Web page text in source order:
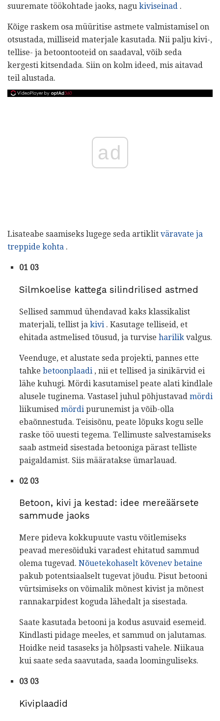
suuremate töökohtade jaoks, nagu kiviseinad .
Kõige raskem osa müüritise astmete valmistamisel on
otsustada, milliseid materjale kasutada. Nii palju kivi-,
tellise- ja betoontooteid on saadaval, võib seda
kergesti kitsendada. Siin on kolm ideed, mis aitavad
teil alustada.
ad
Lisateabe saamiseks lugege seda artiklit väravate ja
treppide kohta .
01 03
Silmkoelise kattega silindrilised astmed
Sellised sammud ühendavad kaks klassikalist
materjali, tellist ja kivi . Kasutage telliseid, et
ehitada astmelised tõusud, ja turvise harilik valgus.
Veenduge, et alustate seda projekti, pannes ette
tahke betoonplaadi , nii et tellised ja sinikärvid ei
lähe kuhugi. Mördi kasutamisel peate alati kindlale
alusele tuginema. Vastasel juhul põhjustavad mördi
liikumised mördi purunemist ja võib-olla
ebaõnnestuda. Teisisõnu, peate lõpuks kogu selle
raske töö uuesti tegema. Tellimuste salvestamiseks
saab astmeid sisestada betooniga pärast telliste
paigaldamist. Siis määratakse ümarlauad.
02 03
Betoon, kivi ja kestad: idee mereäärsete
sammude jaoks
Mere pideva kokkupuute vastu võitlemiseks
peavad meresõiduki varadest ehitatud sammud
olema tugevad. Nõuetekohaselt kõvenev betaine
pakub potentsiaalselt tugevat jõudu. Pisut betooni
vürtsimiseks on võimalik mõnest kivist ja mõnest
rannakarpidest koguda lähedalt ja sisestada.
Saate kasutada betooni ja kodus asuvaid esemeid.
Kindlasti pidage meeles, et sammud on jalutamas.
Hoidke neid tasaseks ja hõlpsasti vahele. Niikaua
kui saate seda saavutada, saada loominguliseks.
03 03
Kiviplaadid